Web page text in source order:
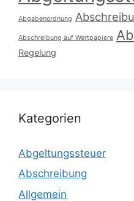
Abgabenordnung
Abschreibung auf Wertpapiere
Regelung
Kategorien
Abgeltungssteuer
Abschreibung
Allgemein